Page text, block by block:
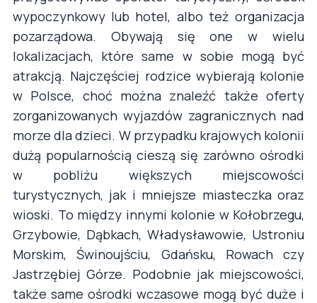
wypoczynkowy lub hotel, albo też organizacja
pozarządowa. Obywają się one w wielu
lokalizacjach, które same w sobie mogą być
atrakcją. Najczęściej rodzice wybierają kolonie
w Polsce, choć można znaleźć także oferty
zorganizowanych wyjazdów zagranicznych nad
morze dla dzieci. W przypadku krajowych kolonii
dużą popularnością cieszą się zarówno ośrodki
w pobliżu większych miejscowości
turystycznych, jak i mniejsze miasteczka oraz
wioski. To między innymi kolonie w Kołobrzegu,
Grzybowie, Dąbkach, Władysławowie, Ustroniu
Morskim, Świnoujściu, Gdańsku, Rowach czy
Jastrzębiej Górze. Podobnie jak miejscowości,
także same ośrodki wczasowe mogą być duże i